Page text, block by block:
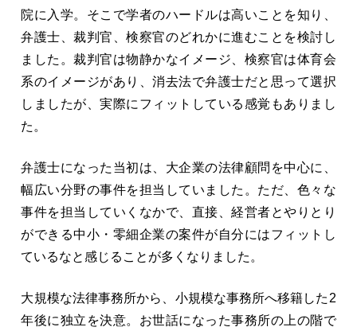
院に入学。そこで学者のハードルは高いことを知り、
弁護士、裁判官、検察官のどれかに進むことを検討し
ました。裁判官は物静かなイメージ、検察官は体育会
系のイメージがあり、消去法で弁護士だと思って選択
しましたが、実際にフィットしている感覚もありまし
た。
弁護士になった当初は、大企業の法律顧問を中心に、
幅広い分野の事件を担当していました。ただ、色々な
事件を担当していくなかで、直接、経営者とやりとり
ができる中小・零細企業の案件が自分にはフィットし
ているなと感じることが多くなりました。
大規模な法律事務所から、小規模な事務所へ移籍した2
年後に独立を決意。お世話になった事務所の上の階で